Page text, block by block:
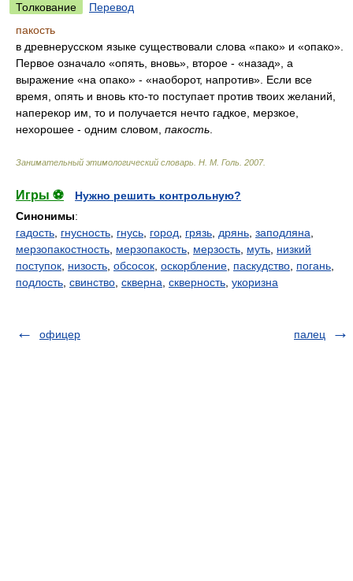
Толкование
Перевод
пакость
в древнерусском языке существовали слова «пако» и «опако».
Первое означало «опять, вновь», второе - «назад», а
выражение «на опако» - «наоборот, напротив». Если все
время, опять и вновь кто-то поступает против твоих желаний,
наперекор им, то и получается нечто гадкое, мерзкое,
нехорошее - одним словом, пакость
Занимательный этимологический словарь Н. М. Голь 2007.
Игры ⚽
Нужно решить контрольную?
Синонимы:
гадость гнусность гнусь город грязь дрянь заподляна
мерзопакостность мерзопакость мерзость муть низкий
поступок низость обсосок оскорбление паскудство погань
подлость свинство скверна скверность укоризна
офицер палец